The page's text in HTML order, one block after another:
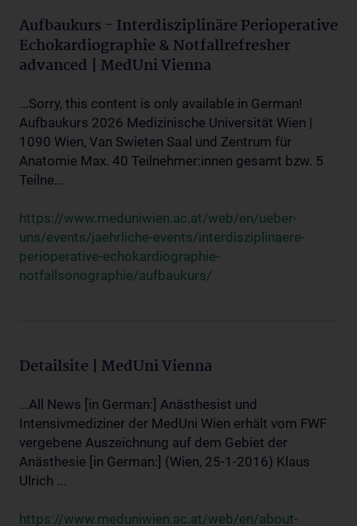
Aufbaukurs - Interdisziplinäre Perioperative
Echokardiographie & Notfallrefresher
advanced | MedUni Vienna
...Sorry, this content is only available in German!
Aufbaukurs 2026 Medizinische Universität Wien |
1090 Wien, Van Swieten Saal und Zentrum für
Anatomie Max. 40 Teilnehmer:innen gesamt bzw. 5
Teilne...
https://www.meduniwien.ac.at/web/en/ueber-
uns/events/jaehrliche-events/interdisziplinaere-
perioperative-echokardiographie-
notfallsonographie/aufbaukurs/
Detailsite | MedUni Vienna
...All News [in German:] Anästhesist und
Intensivmediziner der MedUni Wien erhält vom FWF
vergebene Auszeichnung auf dem Gebiet der
Anästhesie [in German:] (Wien, 25-1-2016) Klaus
Ulrich ...
https://www.meduniwien.ac.at/web/en/about-